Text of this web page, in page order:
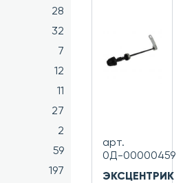
28
32
7
12
11
27
2
59
197
арт.
0Д-00000459
ЭКСЦЕНТРИК